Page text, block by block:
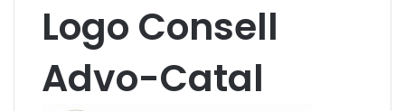
Logo Consell
Advo-Catal